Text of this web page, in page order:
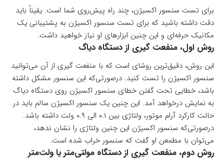
برای تست سنسور اکسیژن، چند راه پیش‌روی شما است. یقیناً باید
دقت داشته باشید که برای تست سنسور اکسیژن به پشتیبانی یک
مکانیک حرفه‌ای و این چنین ابزارهای او نیاز خواهید داشت.
روش اول، منفعت گیری از دستگاه دیاگ
این روش، دقیق‌ترین روشای است که با منفعت گیری از آن می‌توانید
سنسور اکسیژن را تست کنید. درصورتی‌که این سنسور مشکل داشته
باشد، خطایی تحت گفتن خطای سنسور اکسیژن روی دستگاه دیاگ
به نمایش درخواهد آمد. این چنین یک سنسور اکسیژن سالم باید در
حالت کارکرد آرام موتور، ولتاژی بین ۰.۱ الی ۰.۹ ولت داشته باشد.
درصورتی‌که سنسور اکسیژن این چنین ولتاژی را نشان ندهد،
می‌توان با مطمعن او گفت که سنسور خراب شده است.
روش دوم، منفعت گیری از دستگاه مولتی‌متر یا ولت‌متر